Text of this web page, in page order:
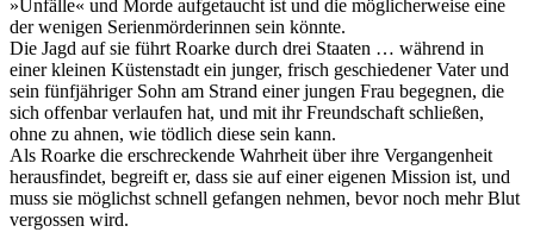
»Unfälle« und Morde aufgetaucht ist und die möglicherweise eine
der wenigen Serienmörderinnen sein könnte.
Die Jagd auf sie führt Roarke durch drei Staaten … während in
einer kleinen Küstenstadt ein junger, frisch geschiedener Vater und
sein fünfjähriger Sohn am Strand einer jungen Frau begegnen, die
sich offenbar verlaufen hat, und mit ihr Freundschaft schließen,
ohne zu ahnen, wie tödlich diese sein kann.
Als Roarke die erschreckende Wahrheit über ihre Vergangenheit
herausfindet, begreift er, dass sie auf einer eigenen Mission ist, und
muss sie möglichst schnell gefangen nehmen, bevor noch mehr Blut
vergossen wird.